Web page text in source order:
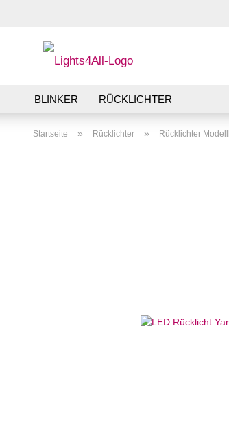
BLINKER RÜCKLICHTER
Startseite » Rücklichter » Rücklichter